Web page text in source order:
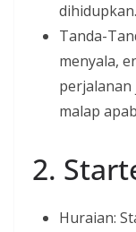
dihidupkan.
Tanda-
menyala,
perjalanan
malap
2.
Huraian: